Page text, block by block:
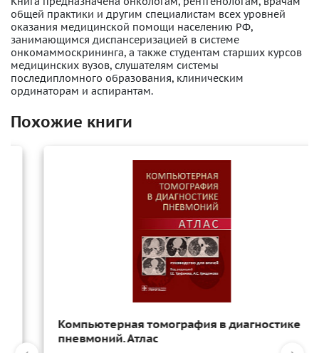
общей практики и другим специалистам всех уровней
оказания медицинской помощи населению РФ,
занимающимся диспансеризацией в системе
онкомаммоскрининга, а также студентам старших курсов
медицинских вузов, слушателям системы
последипломного образования, клиническим
ординаторам и аспирантам.
Похожие книги
Компьютерная томография в диагностике
пневмоний. Атлас